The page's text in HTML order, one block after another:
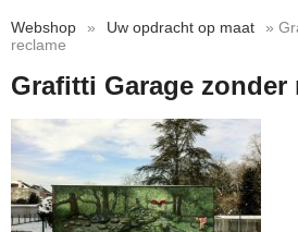
Webshop » Uw opdracht op maat
»
reclame
Grafitti Garage zonder